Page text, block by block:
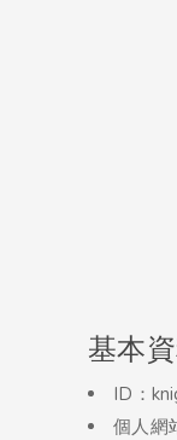
基本
ID：
個人網